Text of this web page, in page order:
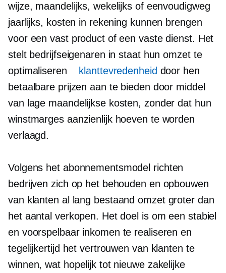
wijze, maandelijks, wekelijks of eenvoudigweg
jaarlijks, kosten in rekening kunnen brengen
voor een vast product of een vaste dienst. Het
stelt bedrijfseigenaren in staat hun omzet te
optimaliseren
klanttevredenheid door hen
betaalbare prijzen aan te bieden door middel
van lage maandelijkse kosten, zonder dat hun
winstmarges aanzienlijk hoeven te worden
verlaagd.
Volgens het abonnementsmodel richten
bedrijven zich op het behouden en opbouwen
van klanten al lang bestaand omzet groter dan
het aantal verkopen. Het doel is om een ​​stabiel
en voorspelbaar inkomen te realiseren en
tegelijkertijd het vertrouwen van klanten te
winnen, wat hopelijk tot nieuwe zakelijke